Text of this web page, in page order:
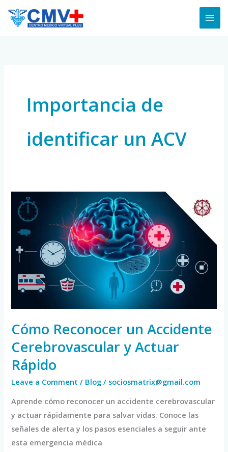
Importancia de
identificar un ACV
Cómo Reconocer un Accidente
Cerebrovascular y Actuar
Rápido
Leave a Comment / Blog / sociosmatrix@gmail.com
Aprende cómo reconocer un accidente cerebrovascular
y actuar rápidamente para salvar vidas. Conoce las
señales de alerta y los pasos esenciales a seguir ante
esta emergencia médica
Cómo
Reconocer
Accidente
Cerebrovascular
Actuar
Rápido